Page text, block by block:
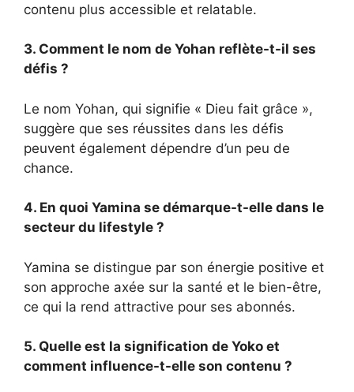
contenu plus accessible et relatable.
3. Comment le nom de Yohan reflète-t-il ses
défis ?
Le nom Yohan, qui signifie « Dieu fait grâce »,
suggère que ses réussites dans les défis
peuvent également dépendre d’un peu de
chance.
4. En quoi Yamina se démarque-t-elle dans le
secteur du lifestyle ?
Yamina se distingue par son énergie positive et
son approche axée sur la santé et le bien-être,
ce qui la rend attractive pour ses abonnés.
5. Quelle est la signification de Yoko et
comment influence-t-elle son contenu ?